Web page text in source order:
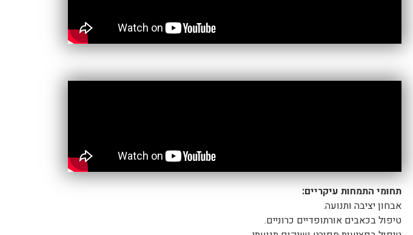
תחומי התמחות עיקריים:
אבחון יציבה ותנועה.
טיפול בכאבים אורתופדיים כרוניים.